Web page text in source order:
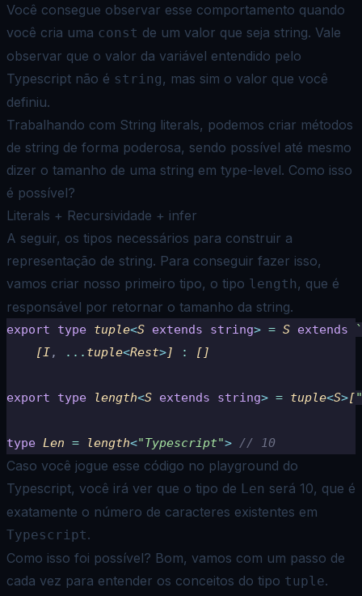
Você consegue observar esse comportamento quando
você cria uma const de um valor que seja string. Vale
observar que o valor da variável entendido pelo
Typescript não é string, mas sim o valor que você
definiu.
Trabalhando com String literals, podemos criar métodos
de string de forma poderosa, sendo possível até mesmo
dizer o tamanho de uma string em type-level. Como isso
é possível?
Literals + Recursividade + infer
A seguir, os tipos necessários para construir a
representação de string. Para conseguir fazer isso,
vamos criar nosso primeiro tipo, o tipo length, que é
responsável por retornar o tamanho da string.
export type tuple<S extends string> = S extends `
    [I
, ... tuple<Rest>] : []
export type length<S extends string> = tuple<S>["
type Len = length<"Typescript"> // 10
Caso você jogue esse código no playground do
Typescript, você irá ver que o tipo de Len será 10, que é
exatamente o número de caracteres existentes em
Typescript.
Como isso foi possível? Bom, vamos com um passo de
cada vez para entender os conceitos do tipo tuple.